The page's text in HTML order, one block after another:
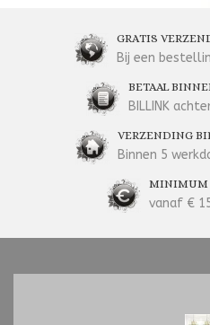
GRATIS
Bij een
BETAAL
BILLINK
VERZENDING
Binnen 5
MINIMUM
vanaf €